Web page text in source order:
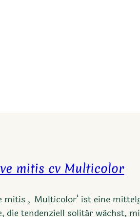
mitis cv Multicolor
mitis ‚Multicolor‘ ist eine
die tendenziell solitär wächst,